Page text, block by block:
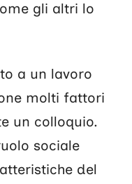
gli altri lo
a un lavoro
molti fattori
un colloquio.
sociale
del